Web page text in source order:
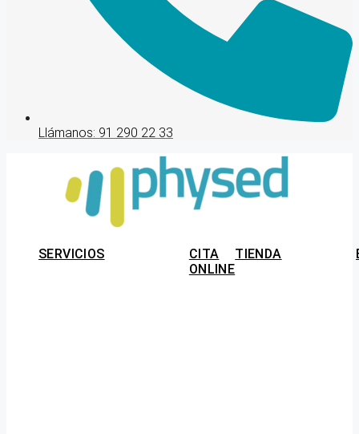
Llámanos: 91 290 22 33
SERVICIOS
CITA
ONLINE
TIENDA